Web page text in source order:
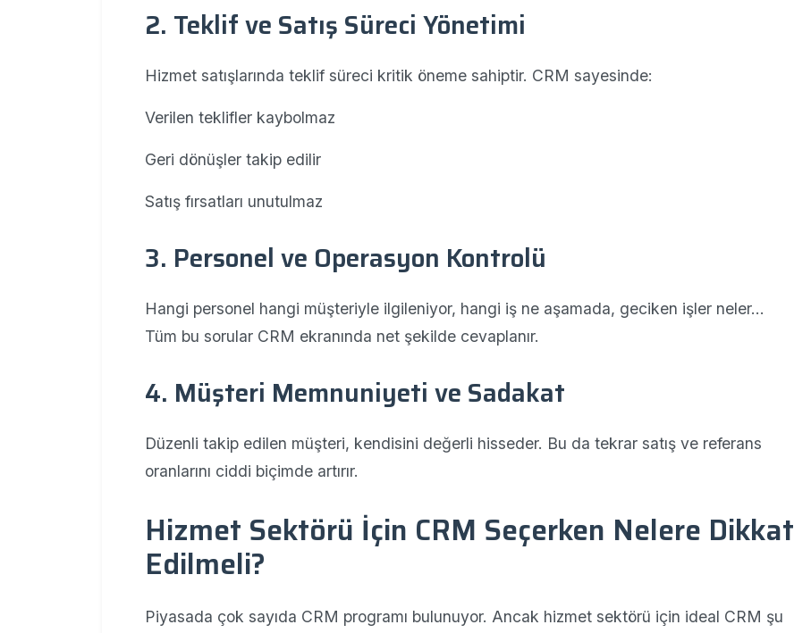
2. Teklif ve Satış Süreci Yönetimi
Hizmet satışlarında teklif süreci kritik öneme sahiptir. CRM sayesinde:
Verilen teklifler kaybolmaz
Geri dönüşler takip edilir
Satış fırsatları unutulmaz
3. Personel ve Operasyon Kontrolü
Hangi personel hangi müşteriyle ilgileniyor, hangi iş ne aşamada, geciken işler neler…
Tüm bu sorular CRM ekranında net şekilde cevaplanır.
4. Müşteri Memnuniyeti ve Sadakat
Düzenli takip edilen müşteri, kendisini değerli hisseder. Bu da tekrar satış ve referans
oranlarını ciddi biçimde artırır.
Hizmet Sektörü İçin CRM Seçerken Nelere Dikkat
Edilmeli?
Piyasada çok sayıda CRM programı bulunuyor. Ancak hizmet sektörü için ideal CRM şu